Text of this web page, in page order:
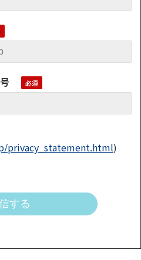
privacy_statement.html)